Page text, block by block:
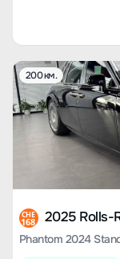
200 км.
CHE
168 2025 Rolls-
Phantom 2024